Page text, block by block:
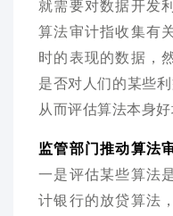
就需要对数据开发
算法审计指收集有
时的表现的数据，
是否对人们的某些
从而评估算法本身好
监管部门推动算法
一是评估某些算法
计银行的放贷算法